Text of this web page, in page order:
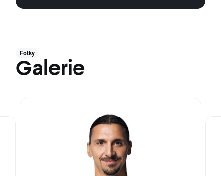
Fotky
Galerie